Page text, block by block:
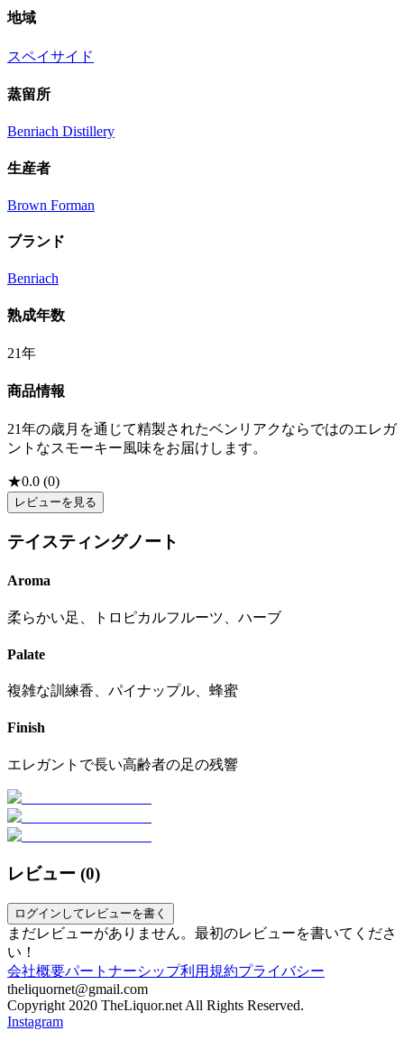
地域
スペイサイド
蒸留所
Benriach Distillery
生産者
Brown Forman
ブランド
Benriach
熟成年数
21年
商品情報
21年の歳月を通じて精製されたベンリアクならではのエレガ
ントなスモーキー風味をお届けします。
★0.0 (0)
レビューを見る
テイスティングノート
Aroma
柔らかい足、トロピカルフルーツ、ハーブ
Palate
複雑な訓練香、パイナップル、蜂蜜
Finish
エレガントで長い高齢者の足の残響
レビュー (0)
ログインしてレビューを書く
まだレビューがありません。最初のレビューを書いてくださ
い！
会社概要パートナーシップ利用規約プライバシー
theliquornet@gmail.com
Copyright 2020 TheLiquor.net All Rights Reserved.
Instagram